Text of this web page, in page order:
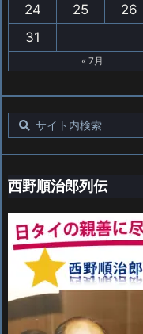
24
25 26
31
« 7月
西野順治郎列伝